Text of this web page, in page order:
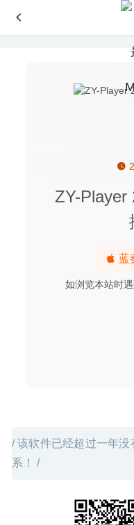
ZY-Player
蓝
如浏览本站时
/ 该软件已经超过一年
系！ /
Privatus 6.2.5 – 网页
Anytrans for Android
机数据传输管理工具
Tower 4.5 – 好用的git
Paragon NTFS
Sketch 65.1 中文版-